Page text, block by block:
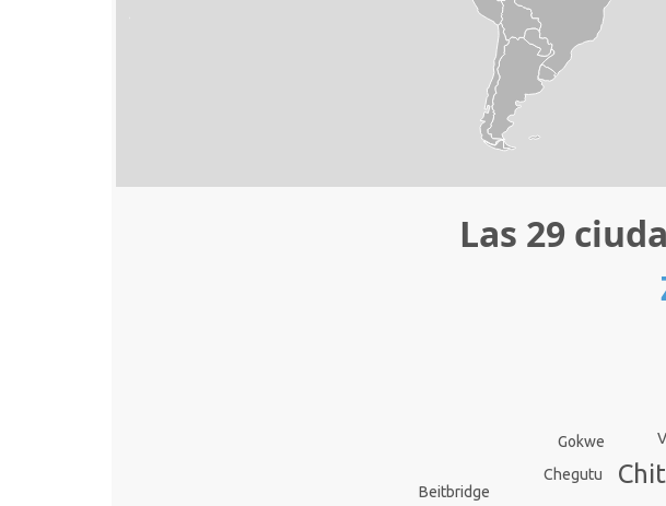
Las 29
Chegutu
Beitbridge
Gokwe